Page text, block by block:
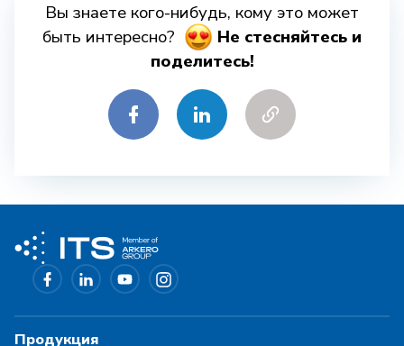
Вы знаете кого-нибудь, кому это может
быть интересно?
Hе стесняйтесь и
поделитесь!
Продукция